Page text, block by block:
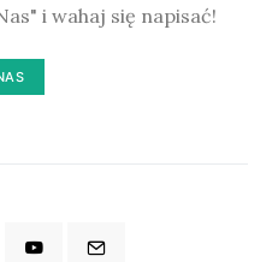
i wahaj się napisać!